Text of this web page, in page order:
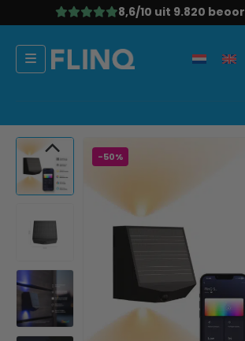
8,6/10 uit 9.820
-50%